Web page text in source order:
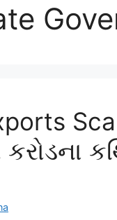
કરોડના